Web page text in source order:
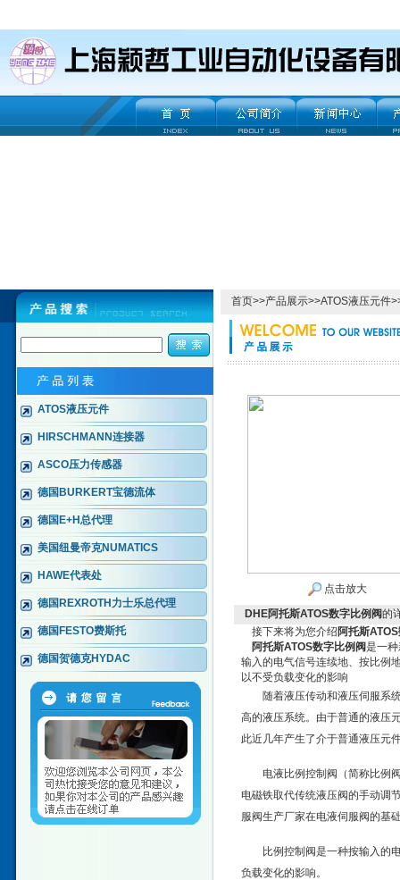
ATOS液压元件
HIRSCHMANN连接器
ASCO压力传感器
德国BURKERT宝德流体
德国E+H总代理
美国纽曼帝克NUMATICS
HAWE代表处
德国REXROTH力士乐总代理
德国FESTO费斯托
德国贺德克HYDAC
首页>>产品展示>>ATOS液压元件
点击放大
DHE阿托斯ATOS数字比例阀的
接下来将为您介绍 阿托斯
阿托斯ATOS数字比例阀是一
输入的电气信号连续地、按比例
以不受负载变化的影响
随着液压传动和液压伺服系
高的液压系统。由于普通的液压
此近几年产生了介于普通液压元
电液比例控制阀（简称比例
电磁铁取代传统液压阀的手动调
服阀生产厂家在电液伺服阀的基
比例控制阀是一种按输入的
负载变化的影响。